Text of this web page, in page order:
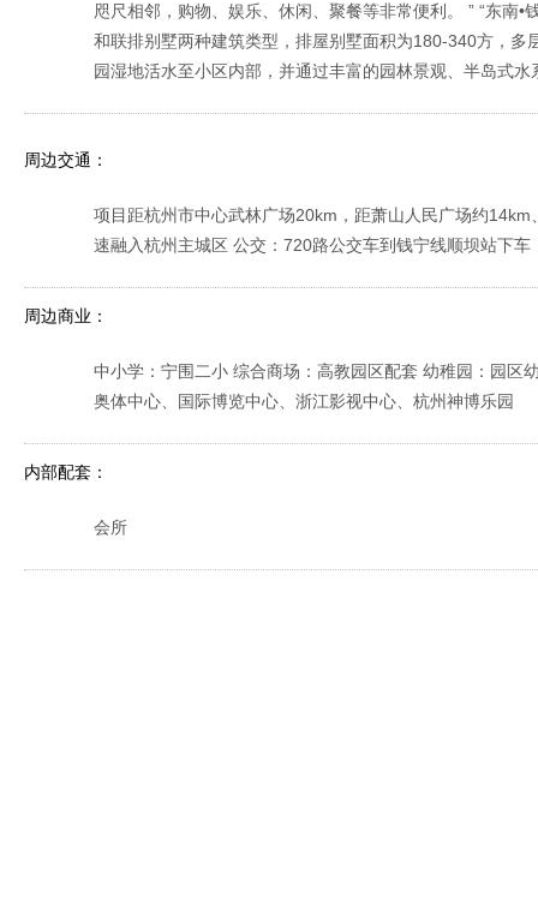
咫尺相邻，购物、娱乐、休闲、聚餐等非常便利。 ” “东南
和联排别墅两种建筑类型，排屋别墅面积为180-340方，
园湿地活水至小区内部，并通过丰富的园林景观、半岛式
周边交通：
项目距杭州市中心武林广场20km，距萧山人民广场约
速融入杭州主城区 公交：720路公交车到钱宁线顺坝站下车
周边商业：
中小学：宁围二小 综合商场：高教园区配套 幼稚园：园区
奥体中心、国际博览中心、浙江影视中心、杭州神博乐园
内部配套：
会所